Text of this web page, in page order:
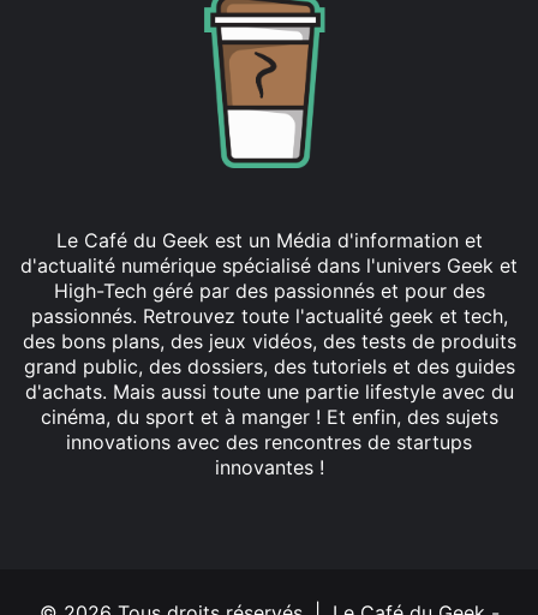
Le Café du Geek est un Média d'information et
d'actualité numérique spécialisé dans l'univers Geek et
High-Tech géré par des passionnés et pour des
passionnés. Retrouvez toute l'actualité geek et tech,
des bons plans, des jeux vidéos, des tests de produits
grand public, des dossiers, des tutoriels et des guides
d'achats. Mais aussi toute une partie lifestyle avec du
cinéma, du sport et à manger ! Et enfin, des sujets
innovations avec des rencontres de startups
innovantes !